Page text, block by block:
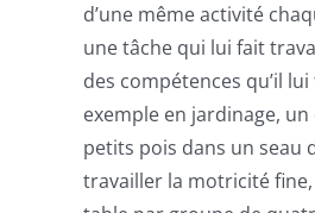
d’une même activité
une tâche qui lui fait
des compétences qu’il
exemple en jardinage,
petits pois dans un seau
travailler la motricité